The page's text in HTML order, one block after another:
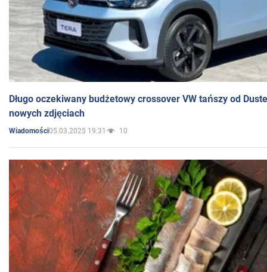
Długo oczekiwany budżetowy crossover VW tańszy od
nowych zdjęciach
Wiadomości05.03.2025 19:31 10